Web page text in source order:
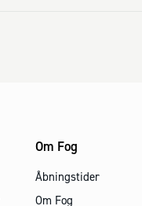
Om Fog
Åbningstider
Om Fog